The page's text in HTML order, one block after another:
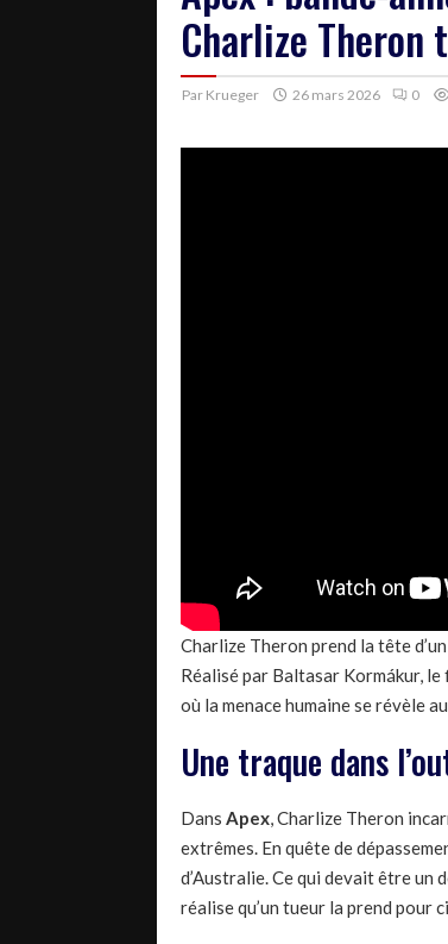
Charlize Theron
Par Krueger 26 mars 2026 0
Charlize Theron prend la tête
Réalisé par Baltasar Kormákur,
où la menace humaine se révèle
Une traque dans
Dans Apex, Charlize Theron
extrêmes. En quête de
d’Australie. Ce qui devait être un
réalise qu’un tueur la prend pour